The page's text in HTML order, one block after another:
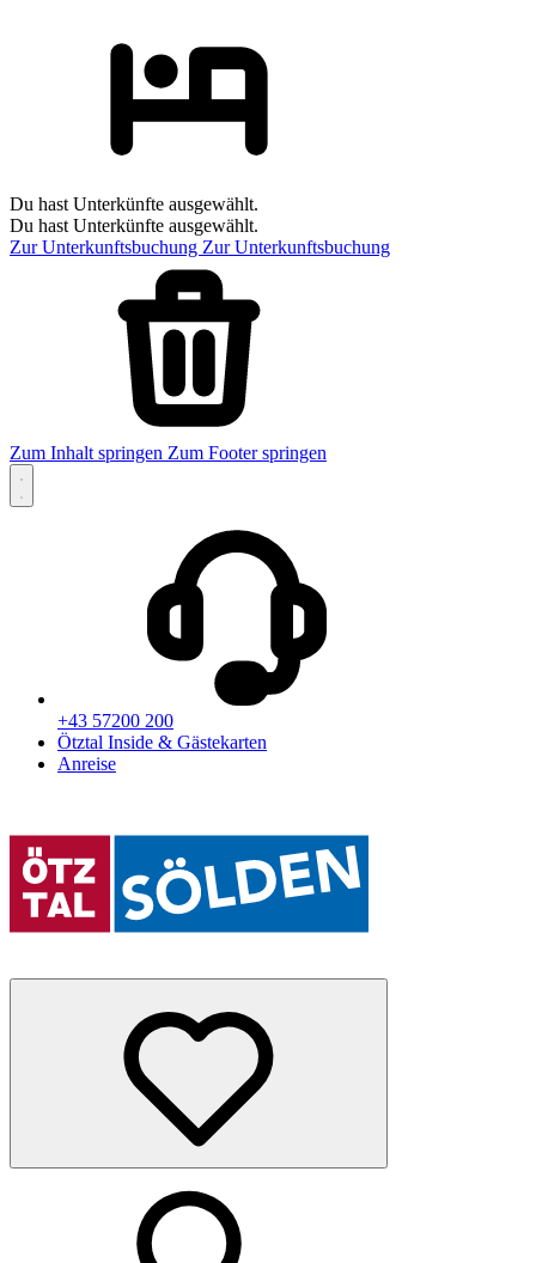
Du hast Unterkünfte ausgewählt.
Du hast Unterkünfte ausgewählt.
Zur Unterkunftsbuchung Zur Unterkunftsbuchung
Zum Inhalt springen Zum Footer springen
+43 57200 200
Ötztal Inside & Gästekarten
Anreise